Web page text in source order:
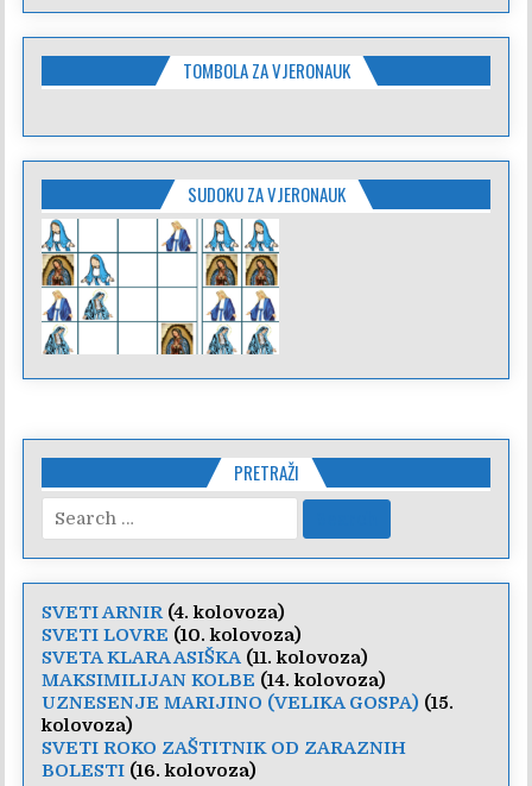
TOMBOLA ZA VJERONAUK
SUDOKU ZA VJERONAUK
PRETRAŽI
Search
for:
SVETI ARNIR(4. kolovoza)
SVETI LOVRE (10. kolovoza)
SVETA KLARA ASIŠKA (11. kolovoza)
MAKSIMILIJAN KOLBE (14. kolovoza)
UZNESENJE MARIJINO (VELIKA GOSPA) (15.
kolovoza)
SVETI ROKO ZAŠTITNIK OD ZARAZNIH
BOLESTI (16. kolovoza)